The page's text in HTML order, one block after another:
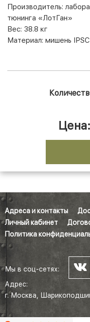
Производитель:
тюнинга «ЛотГан»
Вес: 38.8 кг
Материал: мишень
Цена:
Адреса и контакты
Личный кабинет
Политика
Мы в соц-сетях:
Адрес:
г. Москва,